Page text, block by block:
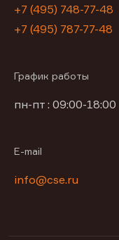
+7 (495) 748-77-48
+7 (495) 787-77-48
График работы
пн-пт : 09:00-18:00
E-mail
info@cse.ru